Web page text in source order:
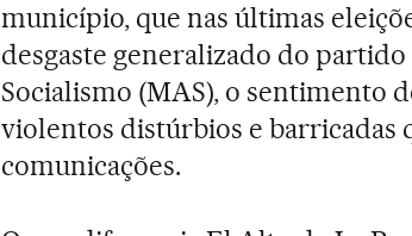
município, que nas últimas
desgaste generalizado do
Socialismo (MAS), o sentimento
violentos distúrbios e barricadas
comunicações.